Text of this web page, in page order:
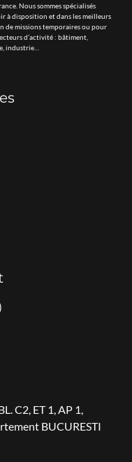
Nous sommes spécialisés
à disposition et dans les meilleurs
de missions temporaires ou pour
d’activité : bâtiment,
industrie…
C2, ET 1, AP 1,
BUCURESTI